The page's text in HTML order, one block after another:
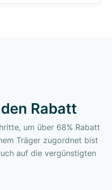
Rabatt
um über 68% Rabatt
Träger zugordnet bist
auf die vergünstigten